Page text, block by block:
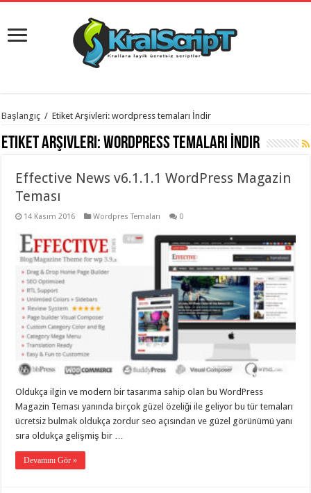
istanbul
evden
eve
organizasyon ,
gaziantep
evden
taşımacılık,
taşımacılık ,
gaziantep
evden
taşımacılık,
evden
taşımacılık,
gaziantep
evden
taşımacılık,
gaziantep
evden
taşımacılık,
gaziantep
taşımacılık,
gaziantep
evden
Başlangıç / Etiket Arşivleri: wordpress temaları İndir
Etiket Arşivleri:wordpress temaları İndir
Effective News v6.1.1.1 WordPress Magazin
Teması
14 Kasım 2016 Wordpres Temaları 0
Oldukça ilgin ve modern bir tasarıma sahip olan bu WordPress
Magazin Teması yanında birçok güzel özeliği ile geliyor bu tür temaları
ücretsiz bulmak oldukça zordur seo açısından ve güzel görünümü yanı
sıra oldukça gelişmiş bir …
Devamını Gör »